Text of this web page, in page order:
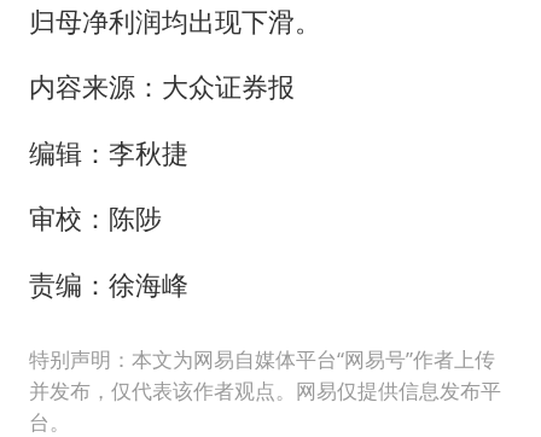
归母净利润均出现下滑。
内容来源：大众证券报
编辑：李秋捷
审校：陈陟
责编：徐海峰
特别声明：本文为网易自媒体平台“网易号”作者上传
并发布，仅代表该作者观点。网易仅提供信息发布平
台。